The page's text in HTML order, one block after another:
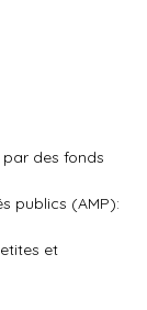
des fonds
publics (AMP):
et